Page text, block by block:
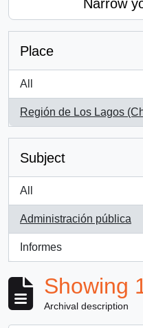
Narrow
Place
All
Región de Los Lagos
, 1 results
Subject
All
Administración pública
, 1 results
Informes
, 1 results
Showing
Archival description